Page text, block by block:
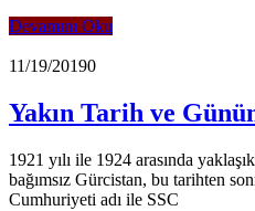
Devamını Oku
11/19/20190
Yakın Tarih ve
1921 yılı ile 1924 arasında
bağımsız Gürcistan, bu tarihten
Cumhuriyeti adı ile SSC